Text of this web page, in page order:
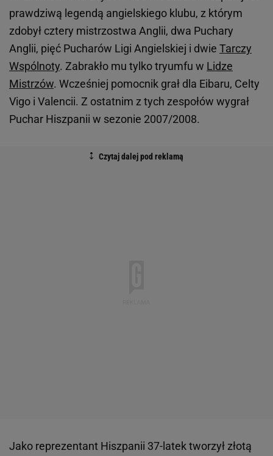
prawdziwą legendą angielskiego klubu, z którym
zdobył cztery mistrzostwa Anglii, dwa Puchary
Anglii, pięć Pucharów Ligi Angielskiej i dwie Tarczy
Wspólnoty. Zabrakło mu tylko tryumfu w Lidze
Mistrzów. Wcześniej pomocnik grał dla Eibaru, Celty
Vigo i Valencii. Z ostatnim z tych zespołów wygrał
Puchar Hiszpanii w sezonie 2007/2008.
Jako reprezentant Hiszpanii 37-latek tworzył złotą